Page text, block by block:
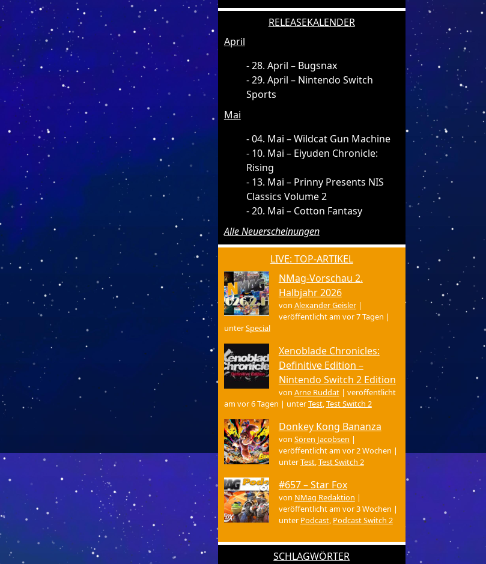
RELEASEKALENDER
April
28. April – Bugsnax
29. April – Nintendo Switch
Sports
Mai
04. Mai – Wildcat Gun Machine
10. Mai – Eiyuden Chronicle:
Rising
13. Mai – Prinny Presents NIS
Classics Volume 2
20. Mai – Cotton Fantasy
Alle Neuerscheinungen
LIVE: TOP-ARTIKEL
NMag-Vorschau 2.
Halbjahr 2026
von Alexander Geisler|
veröffentlicht am vor 7 Tagen |
unterSpecial
Xenoblade Chronicles:
Definitive Edition –
Nintendo Switch 2 Edition
von Arne Ruddat| veröffentlicht
am vor 6 Tagen | unterTest,Test Switch 2
Donkey Kong Bananza
von Sören Jacobsen |
veröffentlicht am vor 2 Wochen |
unterTest,Test Switch 2
#657 – Star Fox
von NMag Redaktion |
veröffentlicht am vor 3 Wochen |
unter Podcast, Podcast Switch 2
SCHLAGWÖRTER